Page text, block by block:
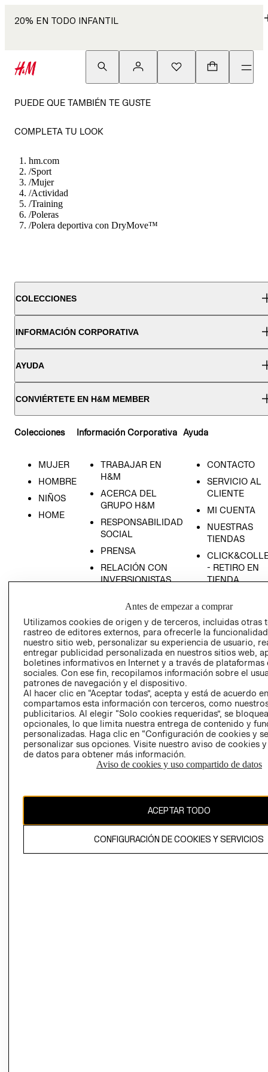
20% EN TODO INFANTIL
PUEDE QUE TAMBIÉN TE GUSTE
COMPLETA TU LOOK
hm.com
/Sport
/Mujer
/Actividad
/Training
/Poleras
/Polera deportiva con DryMove™
COLECCIONES
INFORMACIÓN CORPORATIVA
AYUDA
CONVIÉRTETE EN H&M MEMBER
Colecciones
MUJER
HOMBRE
NIÑOS
HOME
Información Corporativa
TRABAJAR EN
H&M
ACERCA DEL
GRUPO H&M
RESPONSABILIDAD
SOCIAL
PRENSA
RELACIÓN CON
INVERSIONISTAS
EMPRESARIAL
Ayuda
CONTACTO
SERVICIO AL
CLIENTE
MI CUENTA
NUESTRAS
TIENDAS
- RETIRO EN
TIENDA
CONDICIONES
AVISO DE
PRIVACIDAD
GIFT CARD
AVISO DE
El contenido de esta página web está protegido por copyright y es
Antes de empezar a comprar
Utilizamos cookies de origen y de terceros, incluidas otras
rastreo de editores externos, para ofrecerle la
nuestro sitio web, personalizar su experiencia de usuario,
entregar publicidad personalizada en nuestros sitios web,
boletines informativos en Internet y a través de plataformas
sociales. Con ese fin, recopilamos información sobre el
patrones de navegación y el dispositivo.
Al hacer clic en “Aceptar todas”, acepta y está de acuerdo
compartamos esta información con terceros, como
publicitarios. Al elegir “Solo cookies requeridas”, se
opcionales, lo que limita nuestra entrega de contenido y
personalizadas. Haga clic en “Configuración de cookies y
personalizar sus opciones. Visite nuestro aviso de cookies
de datos para obtener más información.
Aviso de cookies y uso compartido de datos
ACEPTAR TODO
CONFIGURACIÓN DE COOKIES Y SERVICIOS